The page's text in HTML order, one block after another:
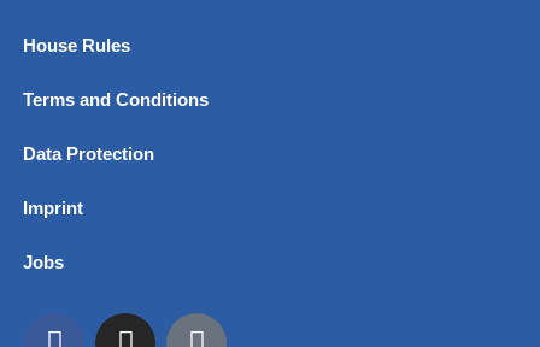
House Rules
Terms and Conditions
Data Protection
Imprint
Jobs